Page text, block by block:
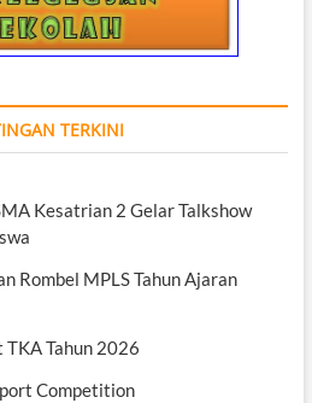
TERKINI
Kesatrian 2 Gelar Talkshow
Rombel MPLS Tahun Ajaran
TKA Tahun 2026
Competition